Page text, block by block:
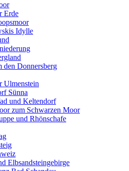
Erde
Idylle
den Donnersberg
Ulmenstein
Sünna
und Keltendorf
zum Schwarzen Moor
und Rhönschafe
Elbsandsteingebirge